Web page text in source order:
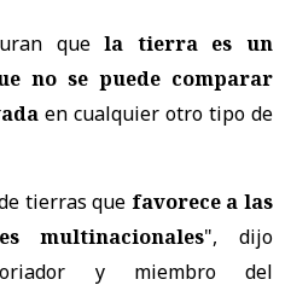
quela tierra es un
no se puede comparar
en cualquier otro tipo de
tierras que favorece a las
multinacionales", dijo
y miembro del